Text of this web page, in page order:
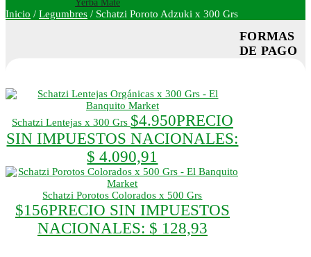
Yerba Mate
Inicio / Legumbres / Schatzi Poroto Adzuki x 300 Grs
Schatzi Lentejas x 300 Grs $4.950PRECIO
SIN IMPUESTOS NACIONALES:
$ 4.090,91
Schatzi Porotos Colorados x 500 Grs
$156PRECIO SIN IMPUESTOS
NACIONALES: $ 128,93
FORMAS
DE PAGO